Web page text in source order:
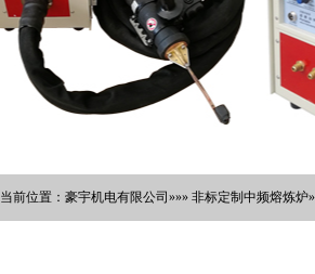
当前位置：豪宇机电有限公司»»» 非标定制中频熔炼炉